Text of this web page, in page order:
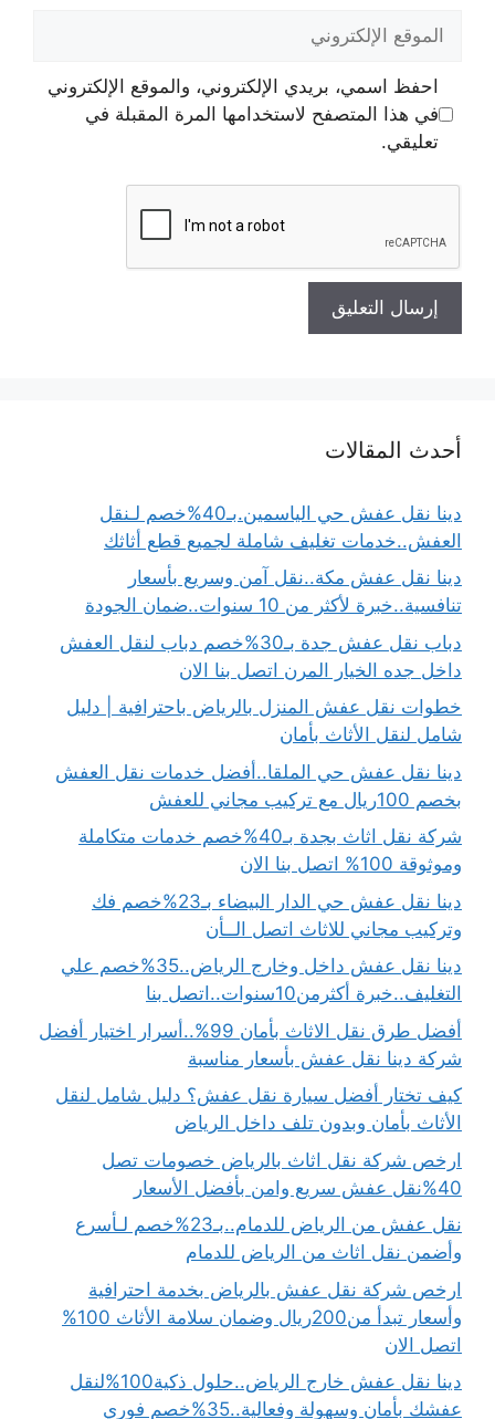
الموقع
الإلكتروني
احفظ اسمي، بريدي الإلكتروني، والموقع الإلكتروني
في هذا المتصفح لاستخدامها المرة المقبلة في
تعليقي.
أحدث المقالات
دينا نقل عفش حي الياسمين.بـ40%خصم لـنقل
العفش..خدمات تغليف شاملة لجميع قطع أثاثك
دينا نقل عفش مكة..نقل آمن وسريع بأسعار
تنافسية..خبرة لأكثر من 10 سنوات..ضمان الجودة
دباب نقل عفش جدة بـ30%خصم دباب لنقل العفش
داخل جده الخيار المرن اتصل بنا الان
خطوات نقل عفش المنزل بالرياض باحترافية | دليل
شامل لنقل الأثاث بأمان
دينا نقل عفش حي الملقا..أفضل خدمات نقل العفش
بخصم 100ريال مع تركيب مجاني للعفش
شركة نقل اثاث بجدة بـ40%خصم خدمات متكاملة
وموثوقة 100% اتصل بنا الان
دينا نقل عفش حي الدار البيضاء بـ23%خصم فك
وتركيب مجاني للاثاث اتصل الــأن
دينا نقل عفش داخل وخارج الرياض..35%خصم علي
التغليف..خبرة أكثرمن10سنوات..اتصل بنا
أفضل طرق نقل الاثاث بأمان 99%..أسرار اختيار أفضل
شركة دينا نقل عفش بأسعار مناسبة
كيف تختار أفضل سيارة نقل عفش؟ دليل شامل لنقل
الأثاث بأمان وبدون تلف داخل الرياض
ارخص شركة نقل اثاث بالرياض خصومات تصل
40%نقل عفش سريع وامن بأفضل الأسعار
نقل عفش من الرياض للدمام..بـ23%خصم لـأسرع
وأضمن نقل اثاث من الرياض للدمام
ارخص شركة نقل عفش بالرياض بخدمة احترافية
وأسعار تبدأ من200ريال وضمان سلامة الأثاث 100%
اتصل الان
دينا نقل عفش خارج الرياض..حلول ذكية100%لنقل
عفشك بأمان وسهولة وفعالية..35%خصم فوري